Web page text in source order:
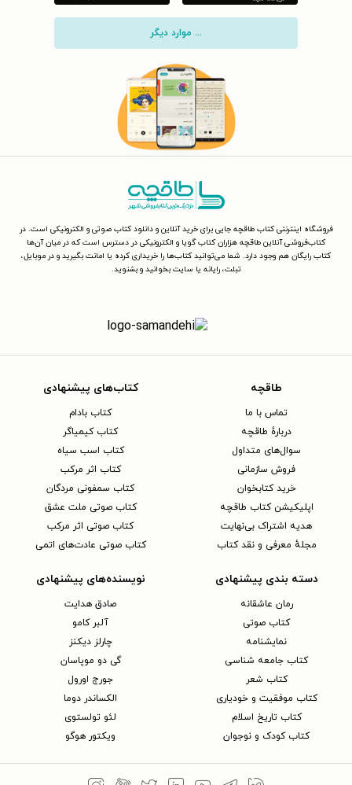
... موارد دیگر
فروشگاه اینترنتی کتاب طاقچه جایی برای خرید آنلاین و دانلود کتاب صوتی و الکترونیکی است. در
کتاب‌فروشی آنلاین طاقچه هزاران کتاب گویا و الکترونیکی در دسترس است که در میان آن‌ها
کتاب رایگان هم وجود دارد. شما می‌توانید کتاب‌ها را خریداری کرده یا امانت بگیرید و در موبایل،
تبلت، رایانه یا سایت بخوانید و بشنوید.
طاقچه
تماس با ما
دربارهٔ طاقچه
سوال‌های متداول
فروش سازمانی
خرید کتابخوان
اپلیکیشن کتاب طاقچه
هدیه اشتراک بی‌نهایت
مجلهٔ معرفی و نقد کتاب
کتاب‌های پیشنهادی
کتاب بادام
کتاب کیمیاگر
کتاب اسب سیاه
کتاب اثر مرکب
کتاب سمفونی مردگان
کتاب صوتی ملت عشق
کتاب صوتی اثر مرکب
کتاب صوتی عادت‌های اتمی
دسته بندی پیشنهادی
رمان عاشقانه
کتاب‌ صوتی
نمایشنامه
کتاب جامعه شناسی
کتاب شعر
کتاب موفقیت و خودیاری
کتاب تاریخ اسلام
کتاب کودک و نوجوان
نویسنده‌های پیشنهادی
صادق هدایت
آلبر کامو
چارلز دیکنز
گی دو موپاسان
جورج اورول
الکساندر دوما
لئو تولستوی
ویکتور هوگو